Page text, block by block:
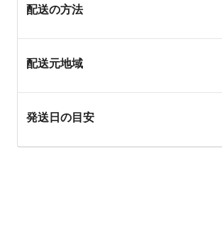
配送の方法
配送元地域
発送日の目安